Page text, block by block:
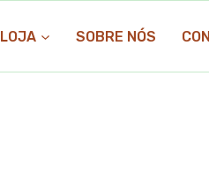
LOJA SOBRE NÓS